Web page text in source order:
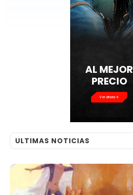
AL MEJOR
PRECIO
Ver ahora
ULTIMAS NOTICIAS